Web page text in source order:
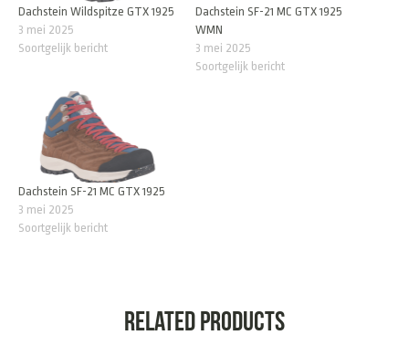
Dachstein Wildspitze GTX 1925
3 mei 2025
Soortgelijk bericht
Dachstein SF-21 MC GTX 1925
WMN
3 mei 2025
Soortgelijk bericht
Dachstein SF-21 MC GTX 1925
3 mei 2025
Soortgelijk bericht
Related products